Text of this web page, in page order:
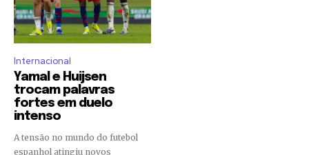
Internacional
Yamal e Huijsen
trocam palavras
fortes em duelo
intenso
A tensão no mundo do futebol
espanhol atingiu novos